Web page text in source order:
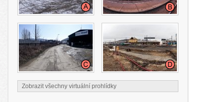
Zobrazit všechny virtuální prohlídky